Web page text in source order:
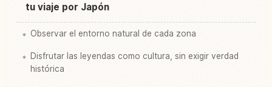
tu viaje por Japón
Observar el entorno natural de cada zona
Disfrutar las leyendas como cultura, sin exigir verdad
histórica